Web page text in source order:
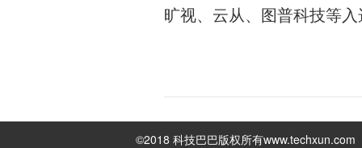
旷视、云从、图普科技等
©2018 科技巴巴版权所有www.techxun.com